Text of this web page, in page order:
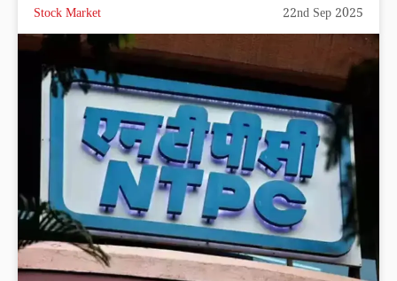
Stock Market 22nd Sep 2025